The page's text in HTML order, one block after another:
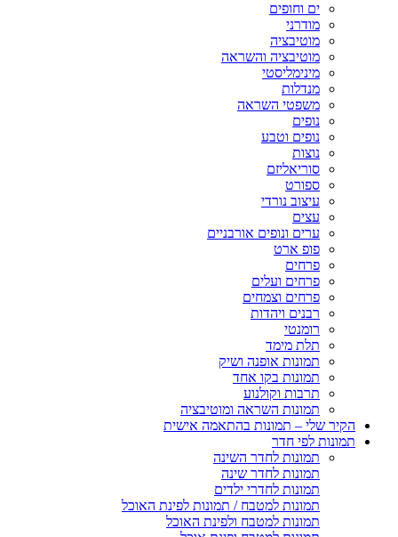
ים וחופים
מודרני
מוטיבציה
מוטיבציה והשראה
מינימליסטי
מנדלות
משפטי השראה
נופים
נופים וטבע
נוצות
סוריאליזם
ספורט
עיצוב נורדי
עצים
ערים ונופים אורבניים
פופ ארט
פרחים
פרחים ועלים
פרחים וצמחים
רבנים ויהדות
רומנטי
תלת מימד
תמונות אופנה ושיק
תמונות בקו אחד
תרבות וקולנוע
תמונות השראה ומוטיבציה
הקיר שלי – תמונות בהתאמה אישית
תמונות לפי חדר
תמונות לחדר השינה
תמונות לחדר שינה
תמונות לחדרי ילדים
תמונות למטבח / תמונות לפינת האוכל
תמונות למטבח ולפינת האוכל